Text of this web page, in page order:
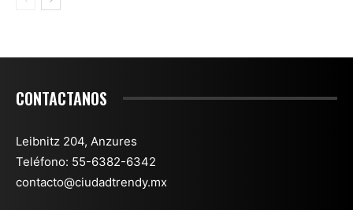
CONTACTANOS
Leibnitz 204, Anzures
Teléfono: 55-6382-6342
contacto@ciudadtrendy.mx